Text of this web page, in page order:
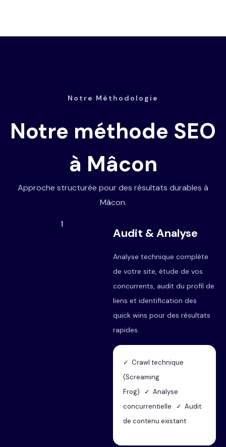
Notre Méthodologie
Notre méthode SEO
à Mâcon
Approche structurée pour des résultats durables à
Mâcon.
1
Audit & Analyse
Analyse technique complète
de votre site, étude de vos
concurrents, audit du profil de
liens et identification des
quick wins pour des résultats
rapides.
✓ Crawl technique
(Screaming
Frog) ✓ Analyse
concurrentielle ✓ Audit
de contenu existant